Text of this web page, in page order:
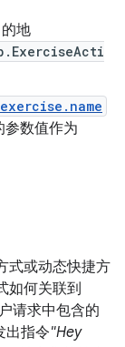
地
exercise.name
参数值作为
式或动态快捷方
如何关联到
请求中包含的
出指令"Hey